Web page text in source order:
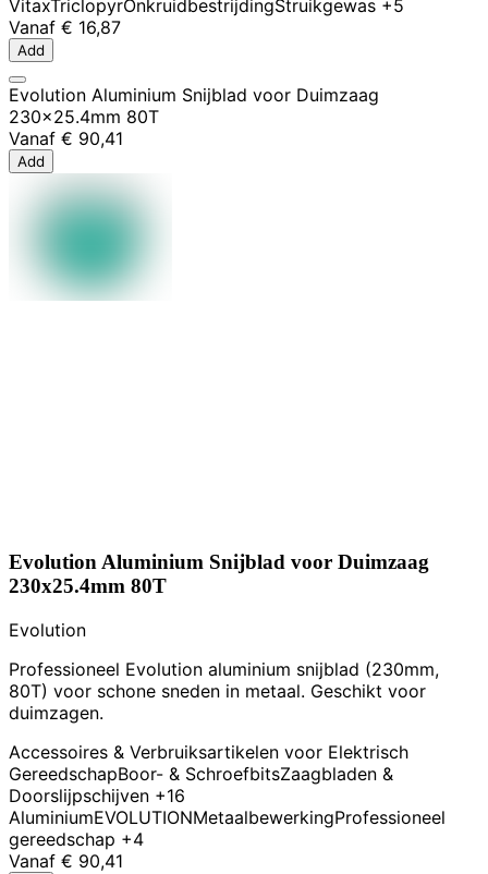
VitaxTriclopyrOnkruidbestrijdingStruikgewas +5
Vanaf € 16,87
Add
Evolution Aluminium Snijblad voor Duimzaag
230x25.4mm 80T
Vanaf € 90,41
Add
Evolution Aluminium Snijblad voor Duimzaag
230x25.4mm 80T
Evolution
Professioneel Evolution aluminium snijblad (230mm,
80T) voor schone sneden in metaal. Geschikt voor
duimzagen.
Accessoires & Verbruiksartikelen voor Elektrisch
GereedschapBoor- & SchroefbitsZaagbladen &
Doorslijpschijven +16
AluminiumEVOLUTIONMetaalbewerkingProfessioneel
gereedschap +4
Vanaf € 90,41